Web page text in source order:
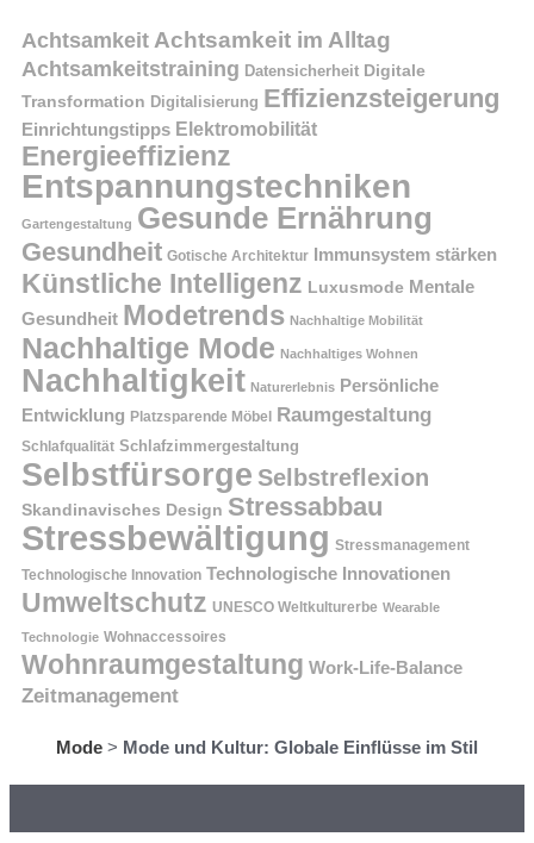
Achtsamkeit Achtsamkeit im Alltag
Achtsamkeitstraining Datensicherheit Digitale
Transformation Digitalisierung Effizienzsteigerung
Einrichtungstipps Elektromobilität
Energieeffizienz
Entspannungstechniken
Gartengestaltung Gesunde Ernährung
Gesundheit Gotische Architektur Immunsystem stärken
Künstliche Intelligenz Luxusmode Mentale
Gesundheit Modetrends Nachhaltige Mobilität
Nachhaltige Mode Nachhaltiges Wohnen
Nachhaltigkeit Naturerlebnis Persönliche
Entwicklung Platzsparende Möbel Raumgestaltung
Schlafqualität Schlafzimmergestaltung
Selbstfürsorge Selbstreflexion
Skandinavisches Design Stressabbau
Stressbewältigung Stressmanagement
Technologische Innovation Technologische Innovationen
Umweltschutz UNESCO Weltkulturerbe Wearable
Technologie Wohnaccessoires
Wohnraumgestaltung Work-Life-Balance
Zeitmanagement
Mode > Mode und Kultur: Globale Einflüsse im Stil